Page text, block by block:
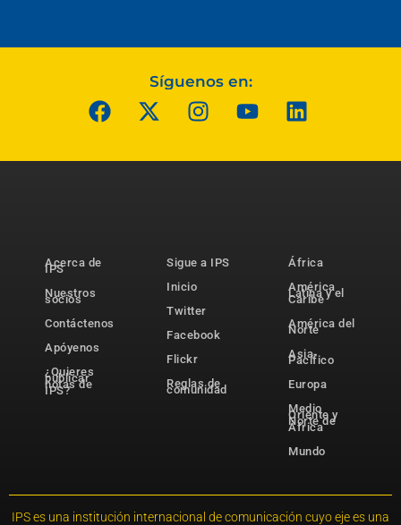
Síguenos en:
Acerca de
IPS
Nuestros
socios
Contáctenos
Apóyenos
¿Quieres
publicar
notas de
IPS?
Sigue a IPS
Inicio
Twitter
Facebook
Flickr
Reglas de
comunidad
África
América
Latina y el
Caribe
América del
Norte
Asia-
Pacífico
Europa
Medio
Oriente y
Norte de
África
Mundo
IPS es una institución internacional de comunicación cuyo eje es una